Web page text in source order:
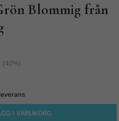
Blommig från
(40%)
I VARUKORG